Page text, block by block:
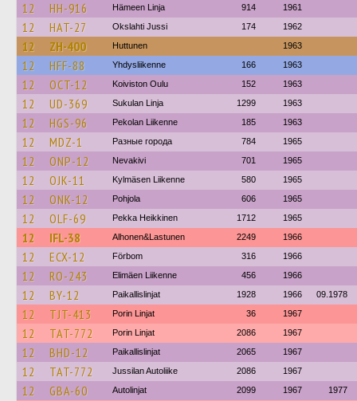
12 HH-916 Hämeen Linja 914 1961
12 HAT-27 Okslahti Jussi 174 1962
12 ZH-400 Huttunen 1963
12 HFF-88 Yhdysliikenne 166 1963
12 OCT-12 Koiviston Oulu 152 1963
12 UD-369 Sukulan Linja 1299 1963
12 HGS-96 Pekolan Liikenne 185 1963
12 MDZ-1 Разные города 784 1965
12 ONP-12 Nevakivi 701 1965
12 OJK-11 Kylmäsen Liikenne 580 1965
12 ONK-12 Pohjola 606 1965
12 OLF-69 Pekka Heikkinen 1712 1965
12 IFL-38 Alhonen&Lastunen 2249 1966
12 ECX-12 Förbom 316 1966
12 RO-243 Elimäen Liikenne 456 1966
12 BY-12 Paikallislinjat 1928 1966 09.1978
12 TJT-413 Porin Linjat 36 1967
12 TAT-772 Porin Linjat 2086 1967
12 BHD-12 Paikallislinjat 2065 1967
12 TAT-772 Jussilan Autoliike 2086 1967
12 GBA-60 Autolinjat 2099 1967 1977